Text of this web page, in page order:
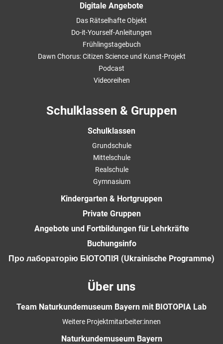
Digitale Angebote
Das Rätselhafte Objekt
Do-it-Yourself-Anleitungen
Frühlingstagebuch
Dawn Chorus: Citizen Science und Kunst-Projekt
Podcast
Videoreihen
Schulklassen & Gruppen
Schulklassen
Grundschule
Mittelschule
Realschule
Gymnasium
Kindergarten & Hortgruppen
Private Gruppen
Angebote und Fortbildungen für Lehrkräfte
Buchungsinfo
Про лабораторію БІОТОПІЯ (Ukrainische Programme)
Über uns
Team Naturkundemuseum Bayern mit BIOTOPIA Lab
Weitere Projektmitarbeiter:innen
Naturkundemuseum Bayern